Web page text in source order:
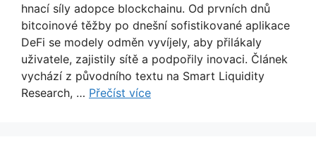
hnací síly adopce blockchainu. Od prvních dnů
bitcoinové těžby po dnešní sofistikované aplikace
DeFi se modely odměn vyvíjely, aby přilákaly
uživatele, zajistily sítě a podpořily inovaci. Článek
vychází z původního textu na Smart Liquidity
Research, … Přečíst více